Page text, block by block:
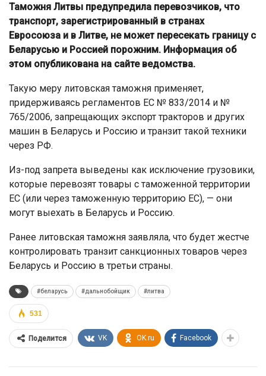
Таможня Литвы предупредила перевозчиков, что
транспорт, зарегистрированный в странах
Евросоюза и в Литве, не может пересекать границу с
Беларусью и Россией порожним. Информация об
этом опубликована на сайте ведомства.
Такую меру литовская таможня применяет,
придерживаясь регламентов ЕС № 833/2014 и №
765/2006, запрещающих экспорт тракторов и других
машин в Беларусь и Россию и транзит такой техники
через РФ.
Из-под запрета выведены как исключение грузовики,
которые перевозят товары с таможенной территории
ЕС (или через таможенную территорию ЕС), — они
могут выехать в Беларусь и Россию.
Ранее литовская таможня заявляла, что будет жестче
контролировать транзит санкционных товаров через
Беларусь и Россию в третьи страны.
#беларусь #дальнобойщик #литва
531
Поделится VK OK.ru Facebook